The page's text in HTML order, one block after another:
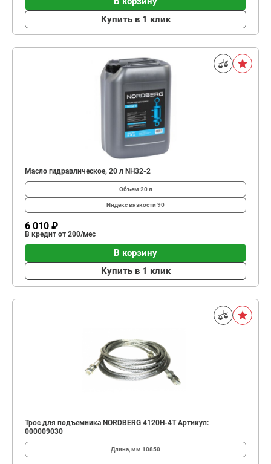
Купить в 1 клик
Масло гидравлическое, 20 л NH32-2
Объем 20 л
Индекс вязкости 90
6 010 ₽
В кредит от 200/мес
В корзину
Купить в 1 клик
Трос для подъемника NORDBERG 4120H-4T Артикул:
000009030
Длина, мм 10850